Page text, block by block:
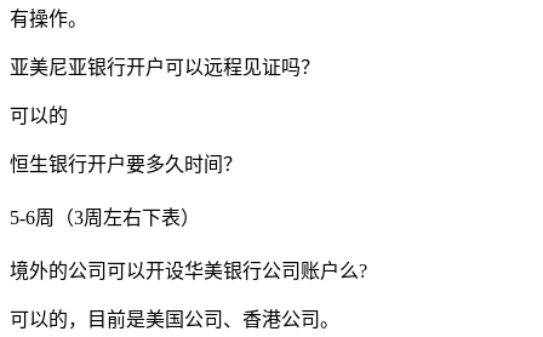
有操作。
亚美尼亚银行开户可以远程见证吗？
可以的
恒生银行开户要多久时间？
5-6周（3周左右下表）
境外的公司可以开设华美银行公司账户么?
可以的，目前是美国公司、香港公司。